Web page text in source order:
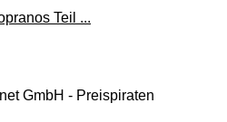
Teil ...
GmbH - Preispiraten